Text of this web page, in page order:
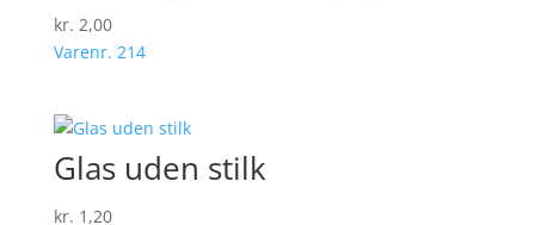
kr. 2,00
Varenr. 214
Glas uden stilk
kr. 1,20